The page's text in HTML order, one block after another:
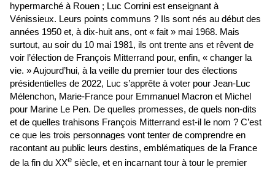
hypermarché à Rouen ; Luc Corrini est enseignant à
Vénissieux. Leurs points communs ? Ils sont nés au début des
années 1950 et, à dix-huit ans, ont « fait » mai 1968. Mais
surtout, au soir du 10 mai 1981, ils ont trente ans et rêvent de
voir l’élection de François Mitterrand pour, enfin, « changer la
vie. » Aujourd’hui, à la veille du premier tour des élections
présidentielles de 2022, Luc s’apprête à voter pour Jean-Luc
Mélenchon, Marie-France pour Emmanuel Macron et Michel
pour Marine Le Pen. De quelles promesses, de quels non-dits
et de quelles trahisons François Mitterrand est-il le nom ? C’est
ce que les trois personnages vont tenter de comprendre en
racontant au public leurs destins, emblématiques de la France
de la fin du XXe siècle, et en incarnant tour à tour le premier